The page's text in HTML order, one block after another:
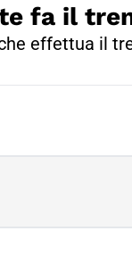
fa il
effettua il